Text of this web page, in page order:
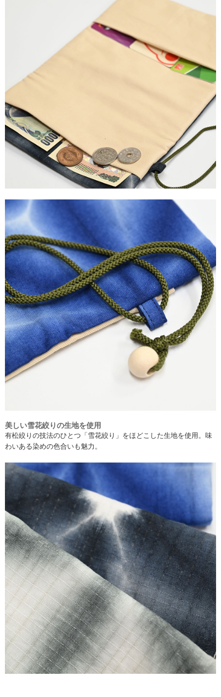
美しい雪花絞りの生地を使用
有松絞りの技法のひとつ「雪花絞り」をほどこした生地を使用。味
わいある染めの色合いも魅力。